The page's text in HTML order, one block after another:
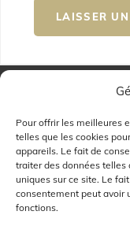
Pour offrir les meilleures
telles que les cookies
appareils. Le fait de
traiter des données
uniques sur ce site. Le
consentement peut avoir
fonctions.
Mentions légales
Politique de